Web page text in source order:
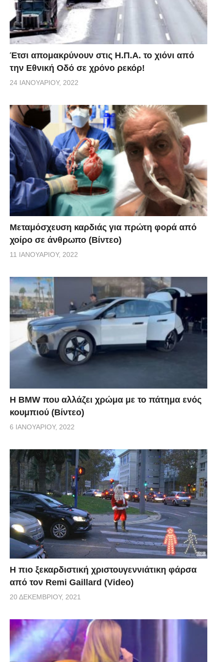
Έτσι απομακρύνουν στις Η.Π.Α. το χιόνι από
την Εθνική Οδό σε χρόνο ρεκόρ!
24 ΙΑΝΟΥΑΡΊΟΥ, 2022
Μεταμόσχευση καρδιάς για πρώτη φορά από
χοίρο σε άνθρωπο (Βίντεο)
11 ΙΑΝΟΥΑΡΊΟΥ, 2022
Η BMW που αλλάζει χρώμα με το πάτημα ενός
κουμπιού (Βίντεο)
6 ΙΑΝΟΥΑΡΊΟΥ, 2022
Η πιο ξεκαρδιστική χριστουγεννιάτικη φάρσα
από τον Remi Gaillard (Video)
20 ΔΕΚΕΜΒΡΊΟΥ, 2021